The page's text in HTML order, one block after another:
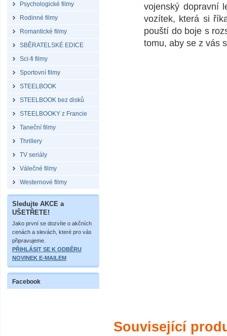
Psychologické filmy
Rodinné filmy
Romantické filmy
SBĚRATELSKÉ EDICE
Sci-fi filmy
Sportovní filmy
STEELBOOK
STEELBOOK bez disků
STEELBOOKY z Francie
Taneční filmy
Thrillery
TV seriály
Válečné filmy
Westernové filmy
Sledujte AKCE a
UŠETŘETE!
Jako první se dozvíte o akčních
cenách a slevách, které pro vás
připravujeme.
PŘIHLÁSIT SE K ODBĚRU
NOVINEK E-MAILEM
Facebook
vojenský dopravní
vozítek, která si
pouští do boje s
tomu, aby se z vás
Související